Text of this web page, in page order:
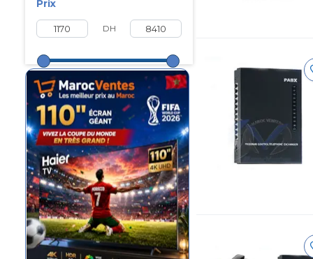
Prix
DH
Maroc FiFa 2026
Les prix ouf sur
la gammeHisense
Maroc
Samsung Maroc